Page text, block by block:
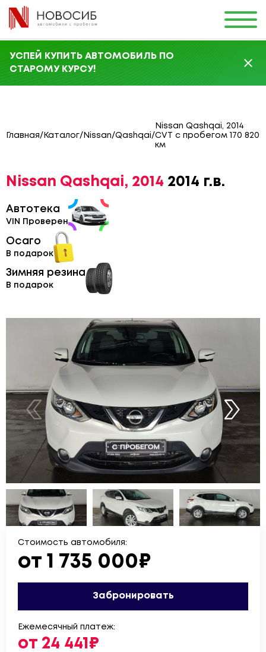
УСПЕЙ КУПИТЬ АВТОМОБИЛЬ ПО
СТАРОМУ КУРСУ!
Главная/ Каталог/ Nissan/Qashqai/
Nissan Qashqai, 2014
CVT с пробегом 170 820
км
Nissan Qashqai, 2014 2014 г.в.
Автотека
VIN Проверен
Осаго
В подарок
Зимняя резина
В подарок
Стоимость автомобиля:
от 1 735 000₽
Забронировать
Ежемесячный платеж:
от 24 441₽